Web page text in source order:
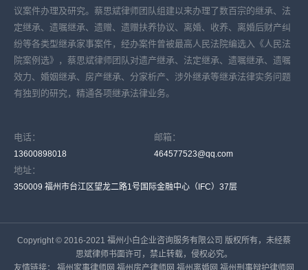
议案件办理及研究。蔡思斌律师团队组建以来办理了数百宗的继承、法
定继承、遗嘱继承、遗赠、遗赠扶养协议、离婚、收养、离婚后财产纠
纷等各类型继承家事案件，经办案件曾被最高人民法院编选入《人民法
院案例选》，蔡思斌律师团队对遗产继承、法定继承、遗嘱继承、遗嘱
效力、婚姻继承、房产继承、分家析产、涉外继承等继承法律实务问题
有独到的研究，精通各项继承法律业务。
电话：
13600898018
邮箱：
464577523@qq.com
地址：
350009 福州市台江区望龙二路1号国际金融中心（IFC）37层
Copyright © 2016-2021 福州小白企业咨询服务有限公司 版权所有，未经蔡
思斌律师书面许可，禁止转载，侵权必究。
友情链接： 福州家事律师网 福州房产律师网 福州离婚网 福州刑事辩护律师网